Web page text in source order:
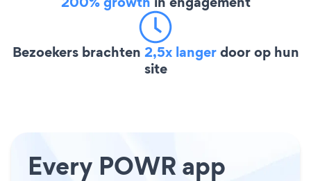
Bezoekers brachten 2,5x langerdoor op hun
site
Every POWR app